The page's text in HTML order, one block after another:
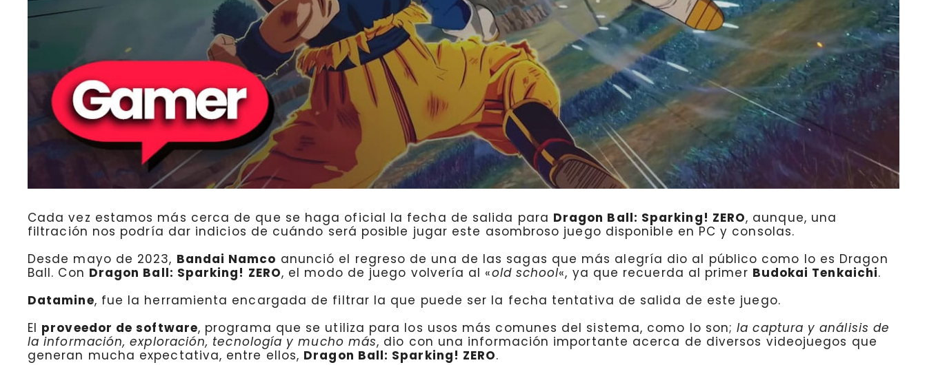
Cada vez estamos más cerca de que se haga oficial la fecha de salida para Dragon Ball: Sparking! ZERO, aunque, una
filtración nos podría dar indicios de cuándo será posible jugar este asombroso juego disponible en PC y consolas.
Desde mayo de 2023, Bandai Namco anunció el regreso de una de las sagas que más alegría dio al público como lo es Dragon
Ball. Con Dragon Ball: Sparking! ZERO, el modo de juego volvería al «old school«, ya que recuerda al primer Budokai Tenkaichi.
Datamine, fue la herramienta encargada de filtrar la que puede ser la fecha tentativa de salida de este juego.
El proveedor de software, programa que se utiliza para los usos más comunes del sistema, como lo son;la captura y análisis de
la información, exploración, tecnología y mucho más, dio con una información importante acerca de diversos videojuegos que
generan mucha expectativa, entre ellos, Dragon Ball: Sparking! ZERO.